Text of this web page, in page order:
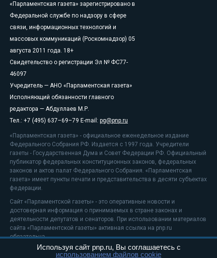
«Парламентская газета» зарегистрировано в
Федеральной службе по надзору в сфере
связи, информационных технологий и
массовых коммуникаций (Роскомнадзор) 05
августа 2011 года. 18+
Свидетельство о регистрации Эл № ФС77-
46097
Учредитель — АНО «Парламентская газета»
Исполняющий обязанности главного
редактора — Абдуллаев М.Р.
Тел.: +7 (495) 637–69–79 E-mail: pg@pnp.ru
«Парламентская газета» - официальное еженедельное издание
Федерального Собрания РФ. Издается с 1997 года. Учредители
газеты - Государственная Дума и Совет Федерации РФ. Официальный
публикатор федеральных конституционных законов, федеральных
законов и актов палат Федерального Собрания. «Парламентская
газета» имеет пункты печати и представительства в десяти субъектах
федерации.
Сайт «Парламентской газеты» - это оперативные новости и
достоверная информация о принимаемых в стране законах и
деятельности депутатов и сенаторов. При использовании материалов
сайта «Парламентской газеты» активная ссылка на pnp.ru
обязательна.
На информационном ресурсе применяютсярекомендательные
Используя сайт pnp.ru, Вы соглашаетесь с
использованием файлов cookie